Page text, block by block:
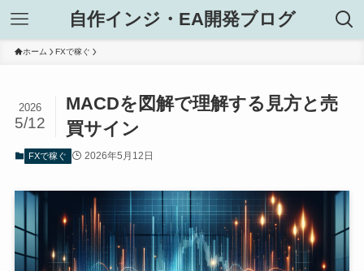
自作インジ・EA開発ブログ
ホーム FXで稼ぐ
MACDを図解で理解する見方と売
買サイン
2026
5/12
FXで稼ぐ 2026年5月12日